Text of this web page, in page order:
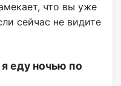
что вы уже
сейчас не видите
я еду ночью по